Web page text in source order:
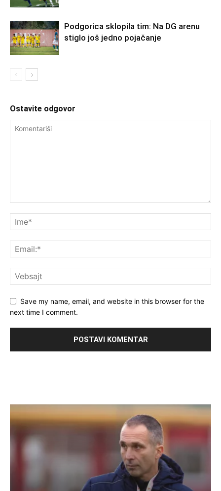
Podgorica sklopila tim: Na DG arenu
stiglo još jedno pojačanje
Ostavite odgovor
Save my name, email, and website in this browser for the
next time I comment.